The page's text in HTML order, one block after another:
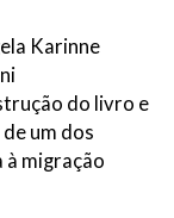
Karinne
do livro e
um dos
à migração